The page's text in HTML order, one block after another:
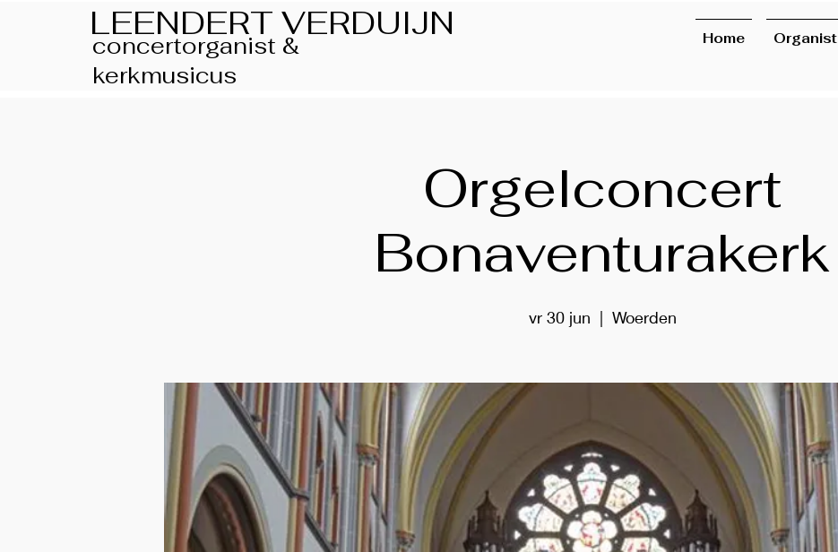
LEENDERT VERDUIJN
concertorganist &
kerkmusicus
Home Organist
Orgelconcert
Bonaventurakerk
vr 30 jun
  |
Woerden